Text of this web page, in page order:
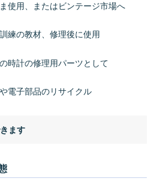
使用、またはビンテージ市場へ
練の教材、修理後に使用
時計の修理用パーツとして
電子部品のリサイクル
ます